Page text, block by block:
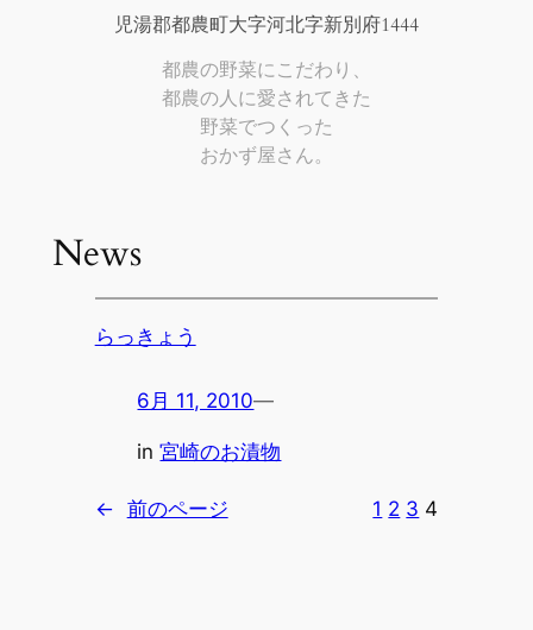
児湯郡都農町大字河北字新別府1444
都農の野菜にこだわり、
都農の人に愛されてきた
野菜でつくった
おかず屋さん。
News
らっきょう
6月 11, 2010—
in宮崎のお漬物
← 前のページ 1 2 3 4